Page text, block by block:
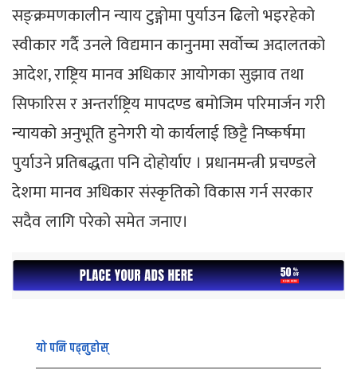
सङ्क्रमणकालीन न्याय टुङ्गोमा पुर्याउन ढिलो भइरहेको
स्वीकार गर्दै उनले विद्यमान कानुनमा सर्वोच्च अदालतको
आदेश, राष्ट्रिय मानव अधिकार आयोगका सुझाव तथा
सिफारिस र अन्तर्राष्ट्रिय मापदण्ड बमोजिम परिमार्जन गरी
न्यायको अनुभूति हुनेगरी यो कार्यलाई छिट्टै निष्कर्षमा
पुर्याउने प्रतिबद्धता पनि दोहोर्याए । प्रधानमन्त्री प्रचण्डले
देशमा मानव अधिकार संस्कृतिको विकास गर्न सरकार
सदैव लागि परेको समेत जनाए।
यो पनि पढ्नुहोस्